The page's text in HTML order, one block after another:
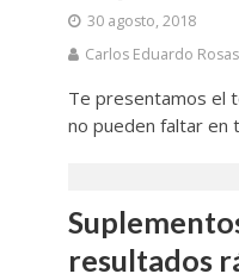
30 agosto, 2018
Carlos Eduardo
Te presentamos el
no pueden faltar en
resultados